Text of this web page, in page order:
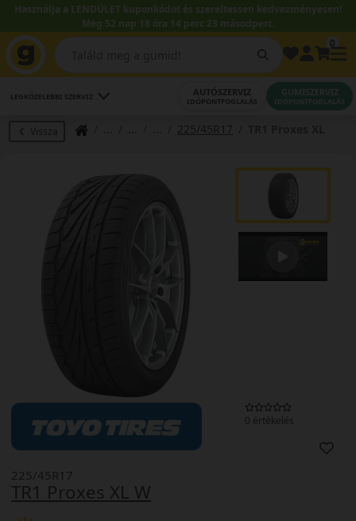
Használja a LENDÜLET kuponkódot és szereltessen kedvezményesen!
Még 52 nap 18 óra 14 perc 22 másodperc.
LEGKÖZELEBBI SZERVIZ AUTÓSZERVIZ
IDŐPONTFOGLALÁS
GUMISZERVIZ
IDŐPONTFOGLALÁS
Vissza 225/45R17
0 értékelés
TR1 Proxes XL W
225/45R17